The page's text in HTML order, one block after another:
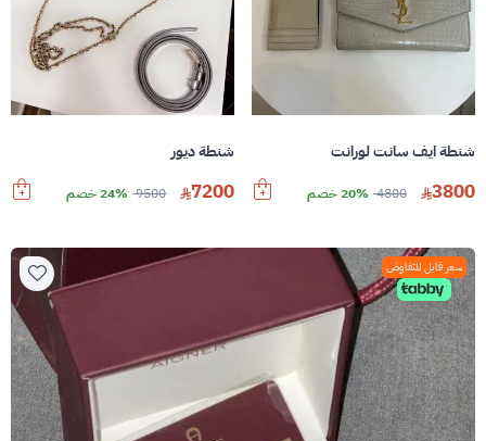
شنطة ايف سانت لورانت
3800
4800 20% خصم
شنطة ديور
7200
9500 24% خصم
سعر قابل للتفاوض